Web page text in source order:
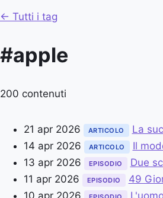
← Tutti i tag
#apple
200 contenuti
21 apr 2026 ARTICOLO
La
14 apr 2026
ARTICOLO
Il
13 apr 2026
EPISODIO
Due
11 apr 2026
EPISODIO
49
10 apr 2026